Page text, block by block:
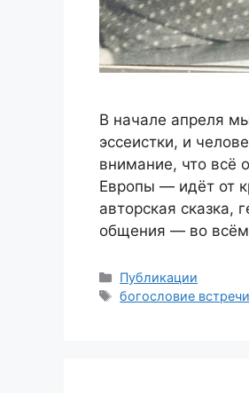
В начале апреля
эссеистки, и
внимание, что всё
Европы — идёт от
авторская сказка,
общения — во
Рубрики
Публикации
Метки
богословие встречи